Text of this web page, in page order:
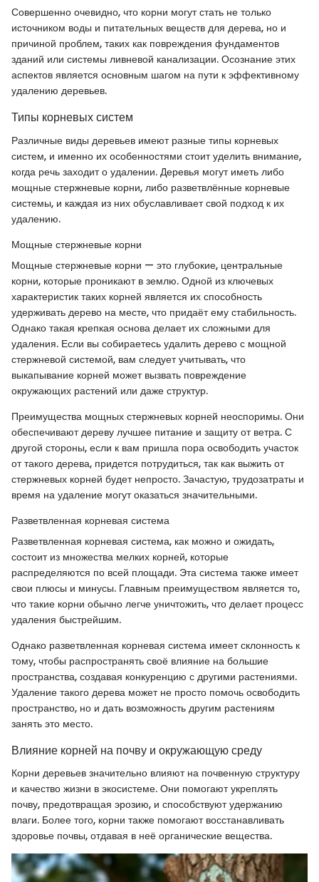
Совершенно очевидно, что корни могут стать не только
источником воды и питательных веществ для дерева, но и
причиной проблем, таких как повреждения фундаментов
зданий или системы ливневой канализации. Осознание этих
аспектов является основным шагом на пути к эффективному
удалению деревьев.
Типы корневых систем
Различные виды деревьев имеют разные типы корневых
систем, и именно их особенностями стоит уделить внимание,
когда речь заходит о удалении. Деревья могут иметь либо
мощные стержневые корни, либо разветвлённые корневые
системы, и каждая из них обуславливает свой подход к их
удалению.
Мощные стержневые корни
Мощные стержневые корни — это глубокие, центральные
корни, которые проникают в землю. Одной из ключевых
характеристик таких корней является их способность
удерживать дерево на месте, что придаёт ему стабильность.
Однако такая крепкая основа делает их сложными для
удаления. Если вы собираетесь удалить дерево с мощной
стержневой системой, вам следует учитывать, что
выкапывание корней может вызвать повреждение
окружающих растений или даже структур.
Преимущества мощных стержневых корней неоспоримы. Они
обеспечивают дереву лучшее питание и защиту от ветра. С
другой стороны, если к вам пришла пора освободить участок
от такого дерева, придется потрудиться, так как выжить от
стержневых корней будет непросто. Зачастую, трудозатраты и
время на удаление могут оказаться значительными.
Разветвленная корневая система
Разветвленная корневая система, как можно и ожидать,
состоит из множества мелких корней, которые
распределяются по всей площади. Эта система также имеет
свои плюсы и минусы. Главным преимуществом является то,
что такие корни обычно легче уничтожить, что делает процесс
удаления быстрейшим.
Однако разветвленная корневая система имеет склонность к
тому, чтобы распространять своё влияние на большие
пространства, создавая конкуренцию с другими растениями.
Удаление такого дерева может не просто помочь освободить
пространство, но и дать возможность другим растениям
занять это место.
Влияние корней на почву и окружающую среду
Корни деревьев значительно влияют на почвенную структуру
и качество жизни в экосистеме. Они помогают укреплять
почву, предотвращая эрозию, и способствуют удержанию
влаги. Более того, корни также помогают восстанавливать
здоровье почвы, отдавая в неё органические вещества.